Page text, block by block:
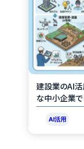
建設業のAI
な中小企業
AI活用